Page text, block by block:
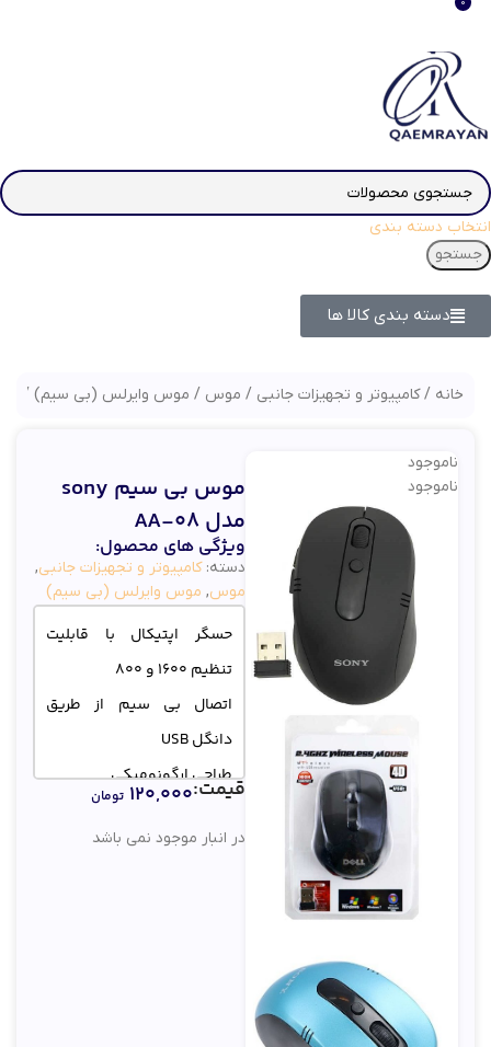
انتخاب دسته بندی
جستجو
دسته بندی کالا ها
خانه کامپیوتر و تجهیزات جانبی موس موس وایرلس (بی سیم)
ناموجود
ناموجود
موس بی سیم sony
مدل AA-08
ویژگی های محصول:
دسته: کامپیوتر و تجهیزات جانبی,
موس, موس وایرلس (بی سیم)
حسگر اپتیکال با قابلیت
تنظیم 1600 و 800
اتصال بی سیم از طریق
دانگل USB
طراحی ارگونومیکی
در انبار موجود نمی باشد
قیمت:۱۲۰,۰۰۰ تومان